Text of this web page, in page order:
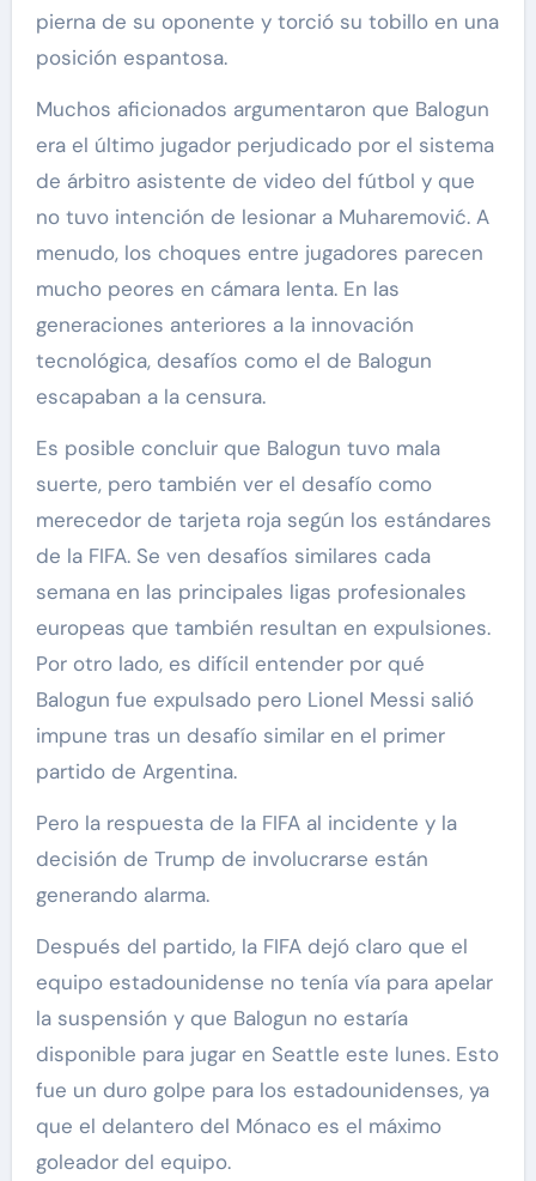
pierna de su oponente y torció su tobillo en una
posición espantosa.
Muchos aficionados argumentaron que Balogun
era el último jugador perjudicado por el sistema
de árbitro asistente de video del fútbol y que
no tuvo intención de lesionar a Muharemović. A
menudo, los choques entre jugadores parecen
mucho peores en cámara lenta. En las
generaciones anteriores a la innovación
tecnológica, desafíos como el de Balogun
escapaban a la censura.
Es posible concluir que Balogun tuvo mala
suerte, pero también ver el desafío como
merecedor de tarjeta roja según los estándares
de la FIFA. Se ven desafíos similares cada
semana en las principales ligas profesionales
europeas que también resultan en expulsiones.
Por otro lado, es difícil entender por qué
Balogun fue expulsado pero Lionel Messi salió
impune tras un desafío similar en el primer
partido de Argentina.
Pero la respuesta de la FIFA al incidente y la
decisión de Trump de involucrarse están
generando alarma.
Después del partido, la FIFA dejó claro que el
equipo estadounidense no tenía vía para apelar
la suspensión y que Balogun no estaría
disponible para jugar en Seattle este lunes. Esto
fue un duro golpe para los estadounidenses, ya
que el delantero del Mónaco es el máximo
goleador del equipo.